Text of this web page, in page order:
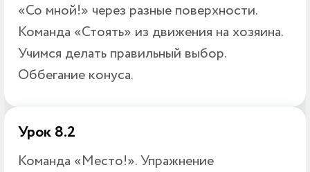
«Со мной!» через разные поверхности.
Команда «Стоять» из движения на хозяина.
Учимся делать правильный выбор.
Оббегание конуса.
Урок 8.2
Команда «Место!». Упражнение